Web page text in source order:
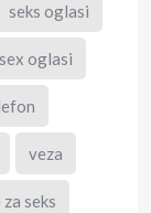
seks oglasi
sex oglasi
veza
za seks